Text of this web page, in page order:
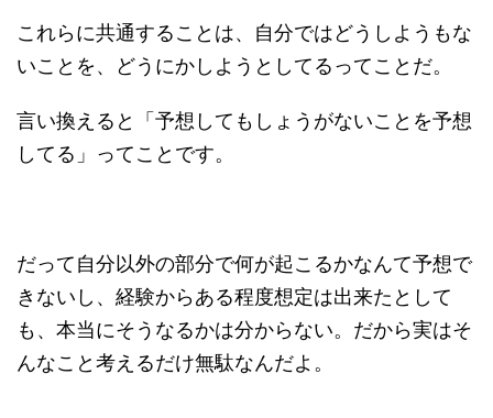
これらに共通することは、自分ではどうしようもな
いことを、どうにかしようとしてるってことだ。
言い換えると「予想してもしょうがないことを予想
してる」ってことです。
だって自分以外の部分で何が起こるかなんて予想で
きないし、経験からある程度想定は出来たとして
も、本当にそうなるかは分からない。だから実はそ
んなこと考えるだけ無駄なんだよ。